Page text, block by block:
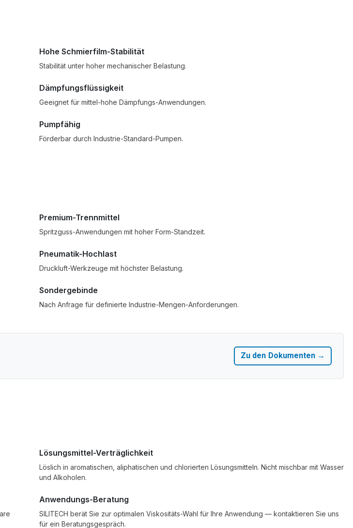
Hohe Schmierfilm-Stabilität
Stabilität unter hoher mechanischer Belastung.
Dämpfungsflüssigkeit
Geeignet für mittel-hohe Dämpfungs-Anwendungen.
Pumpfähig
Förderbar durch Industrie-Standard-Pumpen.
Premium-Trennmittel
Spritzguss-Anwendungen mit hoher Form-Standzeit.
Pneumatik-Hochlast
Druckluft-Werkzeuge mit höchster Belastung.
Sondergebinde
Nach Anfrage für definierte Industrie-Mengen-Anforderungen.
Zu den Dokumenten →
Lösungsmittel-Verträglichkeit
Löslich in aromatischen, aliphatischen und chlorierten Lösungsmitteln. Nicht mischbar mit Wasser
und Alkoholen.
Anwendungs-Beratung
SILITECH berät Sie zur optimalen Viskositäts-Wahl für Ihre Anwendung — kontaktieren Sie uns
für ein Beratungsgespräch.